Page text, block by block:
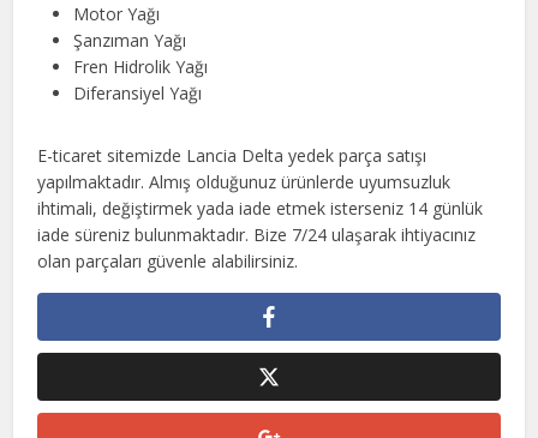
Motor Yağı
Şanzıman Yağı
Fren Hidrolik Yağı
Diferansiyel Yağı
E-ticaret sitemizde Lancia Delta yedek parça satışı
yapılmaktadır. Almış olduğunuz ürünlerde uyumsuzluk
ihtimali, değiştirmek yada iade etmek isterseniz 14 günlük
iade süreniz bulunmaktadır. Bize 7/24 ulaşarak ihtiyacınız
olan parçaları güvenle alabilirsiniz.